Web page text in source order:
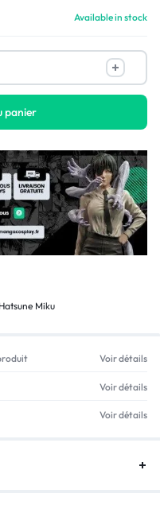
Available in stock
panier
Miku
Voir détails
Voir détails
Voir détails